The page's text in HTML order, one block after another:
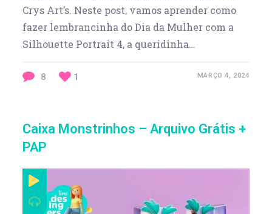
Crys Art’s. Neste post, vamos aprender como
fazer lembrancinha do Dia da Mulher com a
Silhouette Portrait 4, a queridinha…
8 1 MARÇO 4, 2024
Caixa Monstrinhos – Arquivo Grátis +
PAP